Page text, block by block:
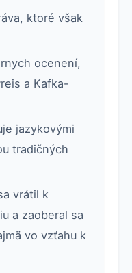
ktoré však
ocenení,
a Kafka-
jazykovými
tradičných
vrátil k
a zaoberal sa
vo vzťahu k